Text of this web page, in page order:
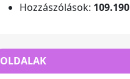
Hozzászólások: 109.190
OLDALAK